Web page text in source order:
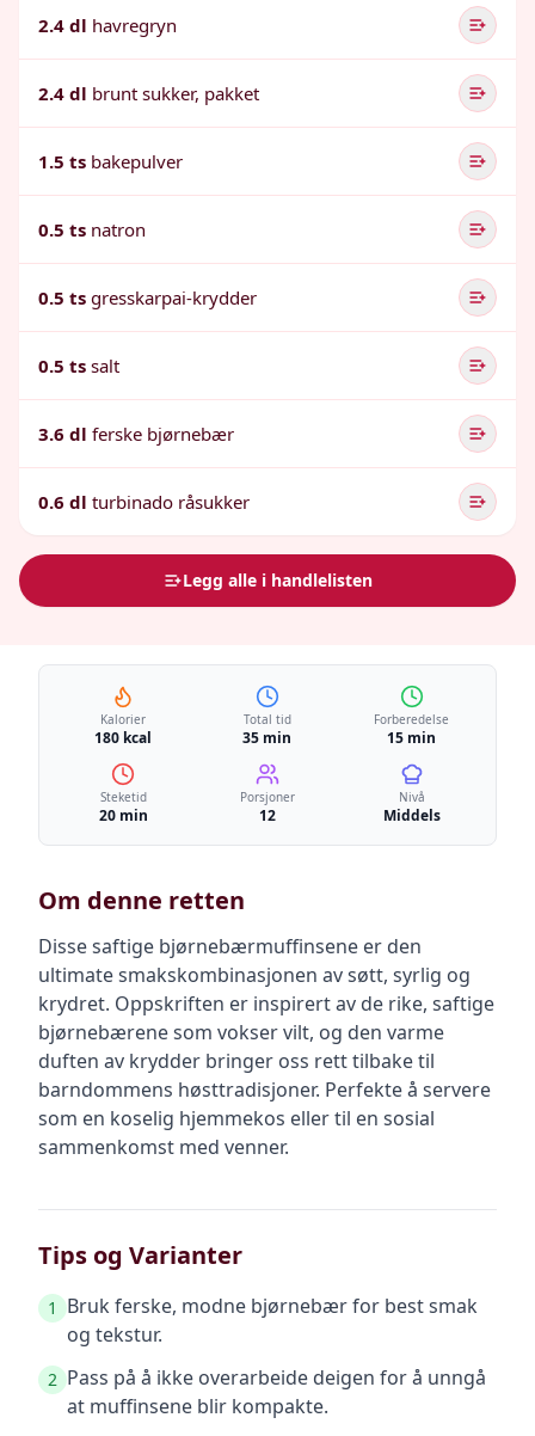
2.4 dl havregryn
2.4 dl brunt sukker, pakket
1.5 ts bakepulver
0.5 ts natron
0.5 ts gresskarpai-krydder
0.5 ts salt
3.6 dl ferske bjørnebær
0.6 dl turbinado råsukker
Legg alle i handlelisten
Kalorier
180 kcal
Total tid
35 min
Forberedelse
15 min
Steketid
20 min
Porsjoner
12
Nivå
Middels
Om denne retten
Disse saftige bjørnebærmuffinsene er den
ultimate smakskombinasjonen av søtt, syrlig og
krydret. Oppskriften er inspirert av de rike, saftige
bjørnebærene som vokser vilt, og den varme
duften av krydder bringer oss rett tilbake til
barndommens høsttradisjoner. Perfekte å servere
som en koselig hjemmekos eller til en sosial
sammenkomst med venner.
Tips og Varianter
1
Bruk ferske, modne bjørnebær for best smak
og tekstur.
2 Pass på å ikke overarbeide deigen for å unngå
at muffinsene blir kompakte.